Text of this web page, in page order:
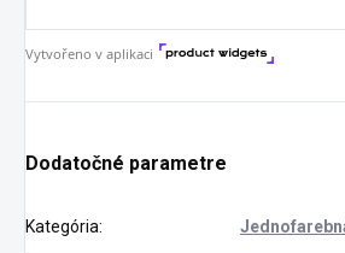
Dodatočné parametre
Kategória: